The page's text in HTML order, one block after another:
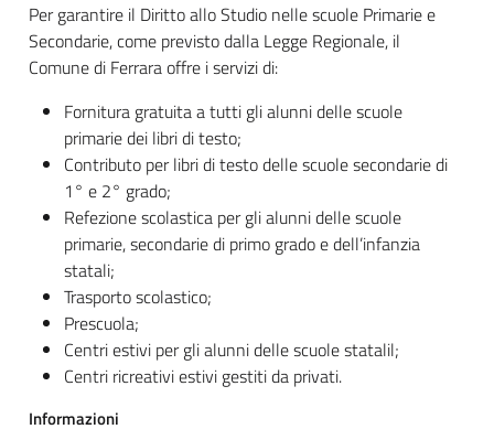
Per garantire il Diritto allo Studio nelle scuole Primarie e
Secondarie, come previsto dalla Legge Regionale, il
Comune di Ferrara offre i servizi di:
Fornitura gratuita a tutti gli alunni delle scuole
primarie dei libri di testo;
Contributo per libri di testo delle scuole secondarie di
1° e 2° grado;
Refezione scolastica per gli alunni delle scuole
primarie, secondarie di primo grado e dell’infanzia
statali;
Trasporto scolastico;
Prescuola;
Centri estivi per gli alunni delle scuole statalil;
Centri ricreativi estivi gestiti da privati.
Informazioni